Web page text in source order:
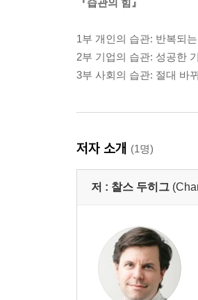
『습관의 힘』
1부 개인의 습관: 반복되
2부 기업의 습관: 성공한
3부 사회의 습관: 절대 바
저자 소개 (1명)
저 : 찰스 두히그